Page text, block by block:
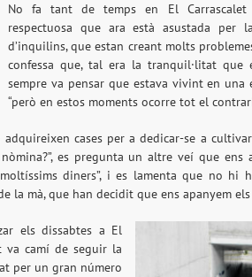
No fa tant de temps en El
respectuosa que ara està asustada per
d’inquilins, que estan creant molts
confessa que, tal era la tranquil·litat que
sempre va pensar que estava vivint en una
“però en estos moments ocorre tot el
cases per a dedicar-se a
es pregunta un altre veí que ens
diners”, i es lamenta que no hi
la mà, que han decidit que ens apanyem
els dissabtes a El
va camí de seguir la
per un gran número